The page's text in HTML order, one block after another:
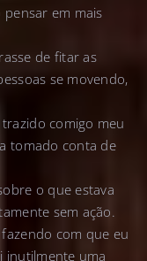
em mais
de fitar as
se movendo,
comigo meu
tomado conta de
o que estava
sem ação.
com que eu
inutilmente uma